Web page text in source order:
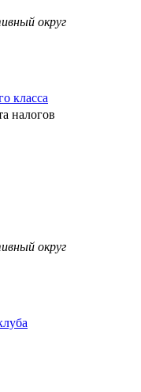
округ
класса
налогов
округ